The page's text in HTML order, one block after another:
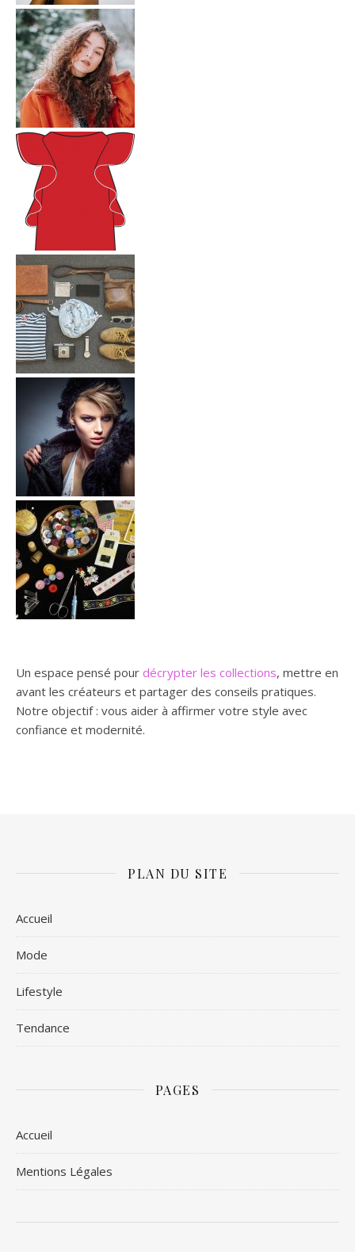
Un espace pensé pour décrypter les collections, mettre en
avant les créateurs et partager des conseils pratiques.
Notre objectif : vous aider à affirmer votre style avec
confiance et modernité.
PLAN DU SITE
Accueil
Mode
Lifestyle
Tendance
PAGES
Accueil
Mentions Légales